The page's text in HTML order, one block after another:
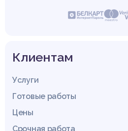
Клиентам
Услуги
Готовые работы
Цены
Срочная работа